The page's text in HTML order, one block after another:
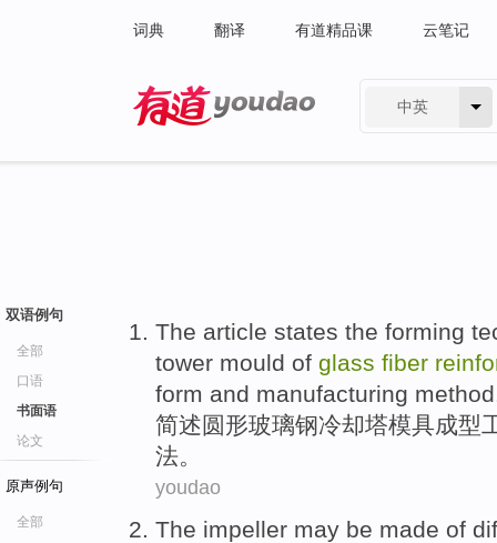
词典 翻译 有道精品课 云笔记
中英
双语例句
全部
口语
书面语
论文
原声例句
全部
The article states the forming
tower mould of glass fiber
form and manufacturing method
简述圆形玻璃钢冷却塔模具成型
法。
youdao
The impeller may be made of